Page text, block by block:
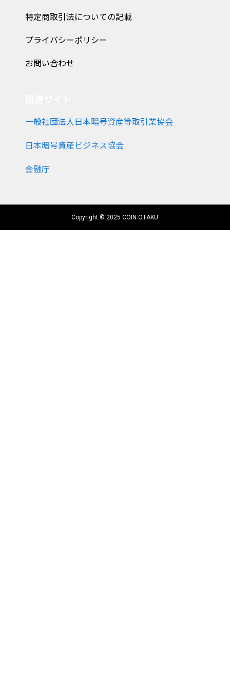
特定商取引法についての記載
プライバシーポリシー
お問い合わせ
一般社団法人日本暗号資産等取引業協会
日本暗号資産ビジネス協会
金融庁
Copyright © 2025 COIN OTAKU